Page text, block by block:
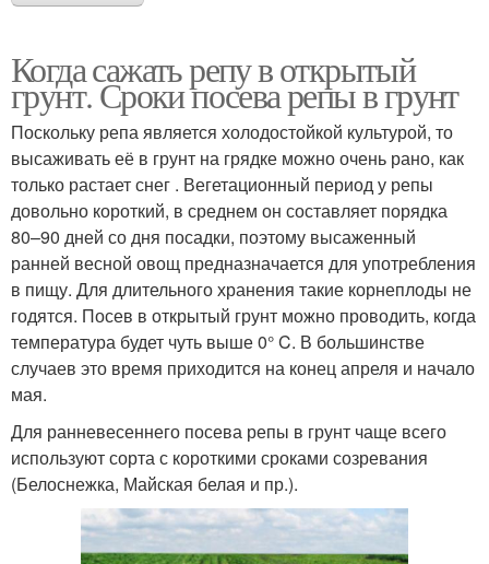
Когда сажать репу в открытый
грунт. Сроки посева репы в грунт
Поскольку репа является холодостойкой культурой, то
высаживать её в грунт на грядке можно очень рано, как
только растает снег . Вегетационный период у репы
довольно короткий, в среднем он составляет порядка
80–90 дней со дня посадки, поэтому высаженный
ранней весной овощ предназначается для употребления
в пищу. Для длительного хранения такие корнеплоды не
годятся. Посев в открытый грунт можно проводить, когда
температура будет чуть выше 0° C. В большинстве
случаев это время приходится на конец апреля и начало
мая.
Для ранневесеннего посева репы в грунт чаще всего
используют сорта с короткими сроками созревания
(Белоснежка, Майская белая и пр.).